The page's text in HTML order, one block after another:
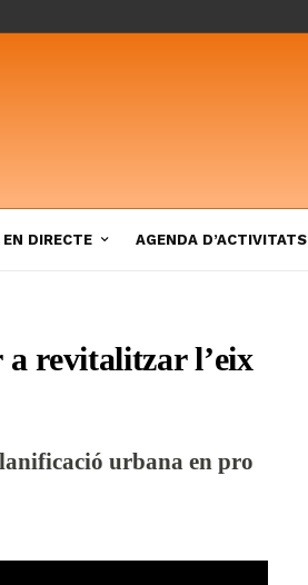
EN DIRECTE AGENDA D’ACTIVITATS
revitalitzar l’eix
urbana en pro